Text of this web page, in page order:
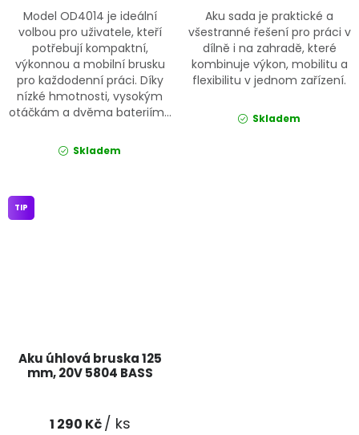
Model OD4014 je ideální
volbou pro uživatele, kteří
potřebují kompaktní,
výkonnou a mobilní brusku
pro každodenní práci. Díky
nízké hmotnosti, vysokým
otáčkám a dvěma bateriím...
Skladem
Aku sada je praktické a
všestranné řešení pro práci v
dílně i na zahradě, které
kombinuje výkon, mobilitu a
flexibilitu v jednom zařízení.
Skladem
Aku úhlová bruska 125
mm, 20V 5804 BASS
TIP
1 290 Kč/ ks